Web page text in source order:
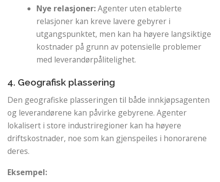
Nye relasjoner:Agenter uten etablerte
relasjoner kan kreve lavere gebyrer i
utgangspunktet, men kan ha høyere langsiktige
kostnader på grunn av potensielle problemer
med leverandørpålitelighet.
4. Geografisk plassering
Den geografiske plasseringen til både innkjøpsagenten
og leverandørene kan påvirke gebyrene. Agenter
lokalisert i store industriregioner kan ha høyere
driftskostnader, noe som kan gjenspeiles i honorarene
deres.
Eksempel: